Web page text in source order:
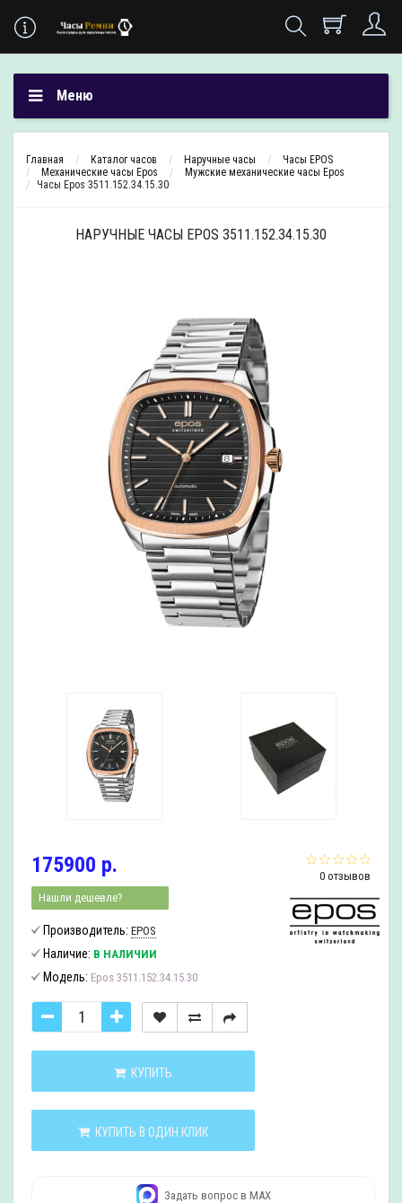
Меню
Главная Каталог часов Наручные часы
Часы EPOS
Механические часы Epos
Мужские механические часы Epos
Часы Epos 3511.152.34.15.30
НАРУЧНЫЕ ЧАСЫ EPOS 3511.152.34.15.30
0 отзывов
175900 р.
Нашли дешевле?
Производитель: EPOS
Наличие: В НАЛИЧИИ
Модель: Epos 3511.152.34.15.30
КУПИТЬ
КУПИТЬ В ОДИН КЛИК
Задать вопрос в MAX